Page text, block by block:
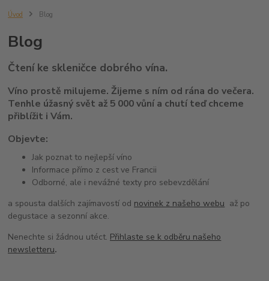
Úvod Blog
Blog
Čtení ke skleničce dobrého vína.
Víno prostě milujeme. Žijeme s ním od rána do večera.
Tenhle úžasný svět až 5 000 vůní a chutí teď chceme
přiblížit i Vám.
Objevte:
Jak poznat to nejlepší víno
Informace přímo z cest ve Francii
Odborné, ale i nevážné texty pro sebevzdělání
a spousta dalších zajímavostí od novinek z našeho webu až po
degustace a sezonní akce.
Nenechte si žádnou utéct. Přihlaste se k odběru našeho
newsletteru.